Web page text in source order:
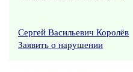
Сергей Васильевич Королёв
Заявить о нарушении